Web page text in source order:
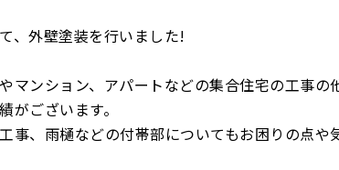
、外壁塗装を行いました!
マンション、アパートなどの集合住宅の工事
がございます。
事、雨樋などの付帯部についてもお困りの点